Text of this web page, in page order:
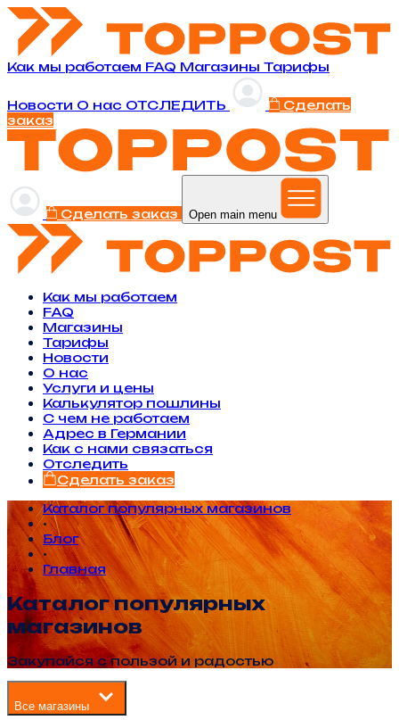
Как мы работаем FAQ Магазины Тарифы
Новости O нас ОТСЛЕДИТЬ
Сделать
заказ
Сделать заказ Open main menu
Как мы работаем
FAQ
Магазины
Тарифы
Новости
O нас
Услуги и цены
Калькулятор пошлины
С чем не работаем
Адрес в Германии
Как с нами связаться
Отследить
Сделать заказ
Каталог популярных магазинов
•
Блог
•
Главная
Каталог популярных
магазинов
Закупайся с пользой и радостью
Все магазины